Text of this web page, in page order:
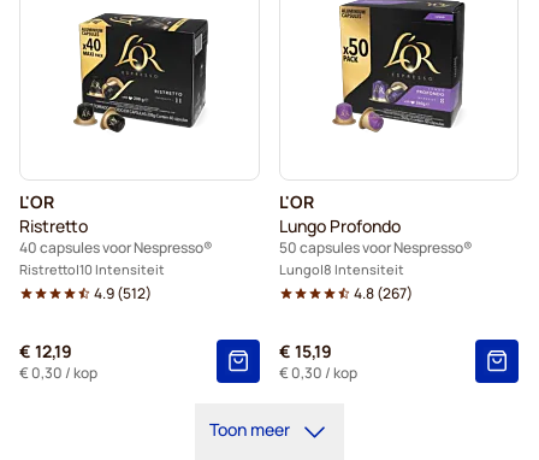
L'OR
Ristretto
40 capsules voor Nespresso®
Ristretto 10 Intensiteit
4.9(512)
€ 12,19
€ 0,30 / kop
L'OR
Lungo Profondo
50 capsules voor Nespresso®
Lungo 8 Intensiteit
4.8(267)
€ 15,19
€ 0,30 / kop
Toon meer